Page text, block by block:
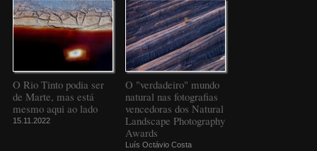
O Rio Tinto podia ser
de Marte, mas está
mesmo aqui ao lado
15.11.2022
O "verdadeiro" mundo
natural nas fotografias
vencedoras dos Natural
Landscape Photography
Awards
Luís Octávio Costa